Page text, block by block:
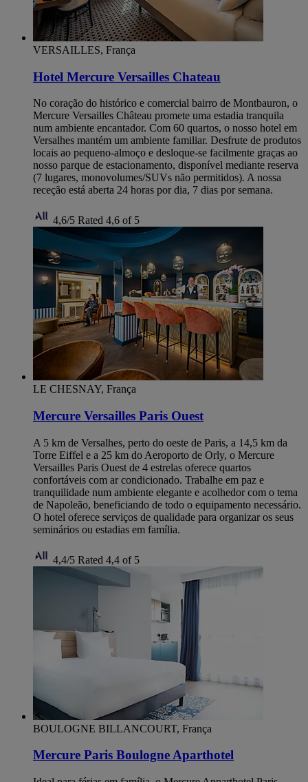
VERSAILLES, França
Hotel Mercure Versailles Chateau
No coração do histórico e comercial bairro de Montbauron, o
Mercure Versailles Château promete uma estadia tranquila
num ambiente encantador. Com 60 quartos, o nosso hotel em
Versalhes mantém um ambiente familiar. Desfrute de produtos
locais ao pequeno-almoço e desloque-se facilmente graças ao
nosso parque de estacionamento, disponível mediante reserva
(7 lugares, monovolumes/SUVs não permitidos). A nossa
receção está aberta 24 horas por dia, 7 dias por semana.
4,6/5 Rated 4,6 of 5
LE CHESNAY, França
Mercure Versailles Paris Ouest
A 5 km de Versalhes, perto do oeste de Paris, a 14,5 km da
Torre Eiffel e a 25 km do Aeroporto de Orly, o Mercure
Versailles Paris Ouest de 4 estrelas oferece quartos
confortáveis com ar condicionado. Trabalhe em paz e
tranquilidade num ambiente elegante e acolhedor com o tema
de Napoleão, beneficiando de todo o equipamento necessário.
O hotel oferece serviços de qualidade para organizar os seus
seminários ou estadias em família.
4,4/5 Rated 4,4 of 5
BOULOGNE BILLANCOURT, França
Mercure Paris Boulogne Aparthotel